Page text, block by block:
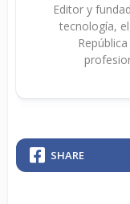
Editor y
tecnología,
SHARE